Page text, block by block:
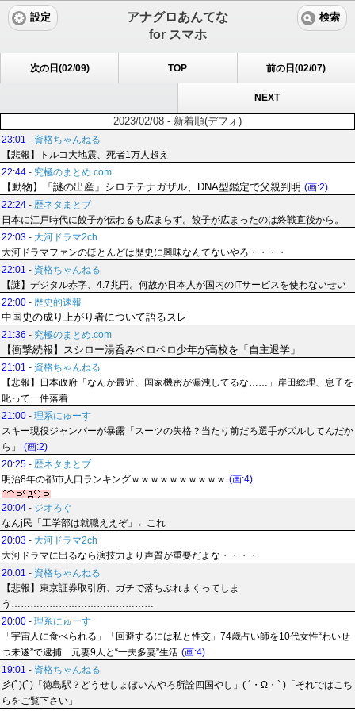
アナグロあんてな
for スマホ
設定 検索
次の日(02/09) TOP 前の日(02/07)
NEXT
2023/02/08 - 新着順(デフォ)
23:01 - 資格ちゃんねる
【悲報】トルコ大地震、死者1万人超え
22:44 - 究極のまとめ.com
【動物】「謎の出産」シロテテナガザル、DNA型鑑定で父親判明 (画:2)
22:24 - 歴ネタまとブ
日本に江戸時代に餃子が伝わるも広まらず。餃子が広まったのは終戦直後から。
22:03 - 大河ドラマ2ch
大河ドラマファンのほとんどは歴史に興味なんてないやろ・・・・
22:01 - 資格ちゃんねる
【謎】デジタル赤字、4.7兆円。何故か日本人が国内のITサービスを使わないせい
22:00 - 歴史的速報
中国史の成り上がり者について語るスレ
21:36 - 究極のまとめ.com
【衝撃続報】スシロー湯呑みペロペロ少年が高校を「自主退学」
21:01 - 資格ちゃんねる
【悲報】日本政府「なんか最近、国家機密が漏洩してるな……」岸田総理、息子を
叱って一件落着
21:00 - 理系にゅーす
スキー現役ジャンパーが暴露「スーツの失格？当たり前だろ選手がズルしてんだか
ら」
(画:2)
20:25 - 歴ネタまとブ
明治8年の都市人口ランキングｗｗｗｗｗｗｗｗｗｗ (画:4)
20:04 - ジオろぐ
なんj民「工学部は就職ええぞ」←これ
20:03 - 大河ドラマ2ch
大河ドラマに出るなら演技力より声質が重要だよな・・・・
20:01 - 資格ちゃんねる
【悲報】東京証券取引所、ガチで落ちぶれまくってしま
う………………………………………
20:00 - 理系にゅーす
「宇宙人に食べられる」「回避するには私と性交」74歳占い師を10代女性“わいせ
つ未遂”で逮捕 元妻9人と“一夫多妻”生活 (画:4)
19:01 - 資格ちゃんねる
彡(ﾟ)(ﾟ)「徳島駅？どうせしょぼいんやろ所詮四国やし」( ´・Ω・` )「それではこち
らをご覧下さい」